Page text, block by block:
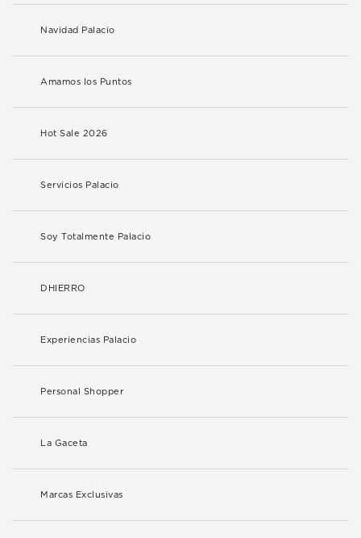
Navidad Palacio
Amamos los Puntos
Hot Sale 2026
Servicios Palacio
Soy Totalmente Palacio
DHIERRO
Experiencias Palacio
Personal Shopper
La Gaceta
Marcas Exclusivas